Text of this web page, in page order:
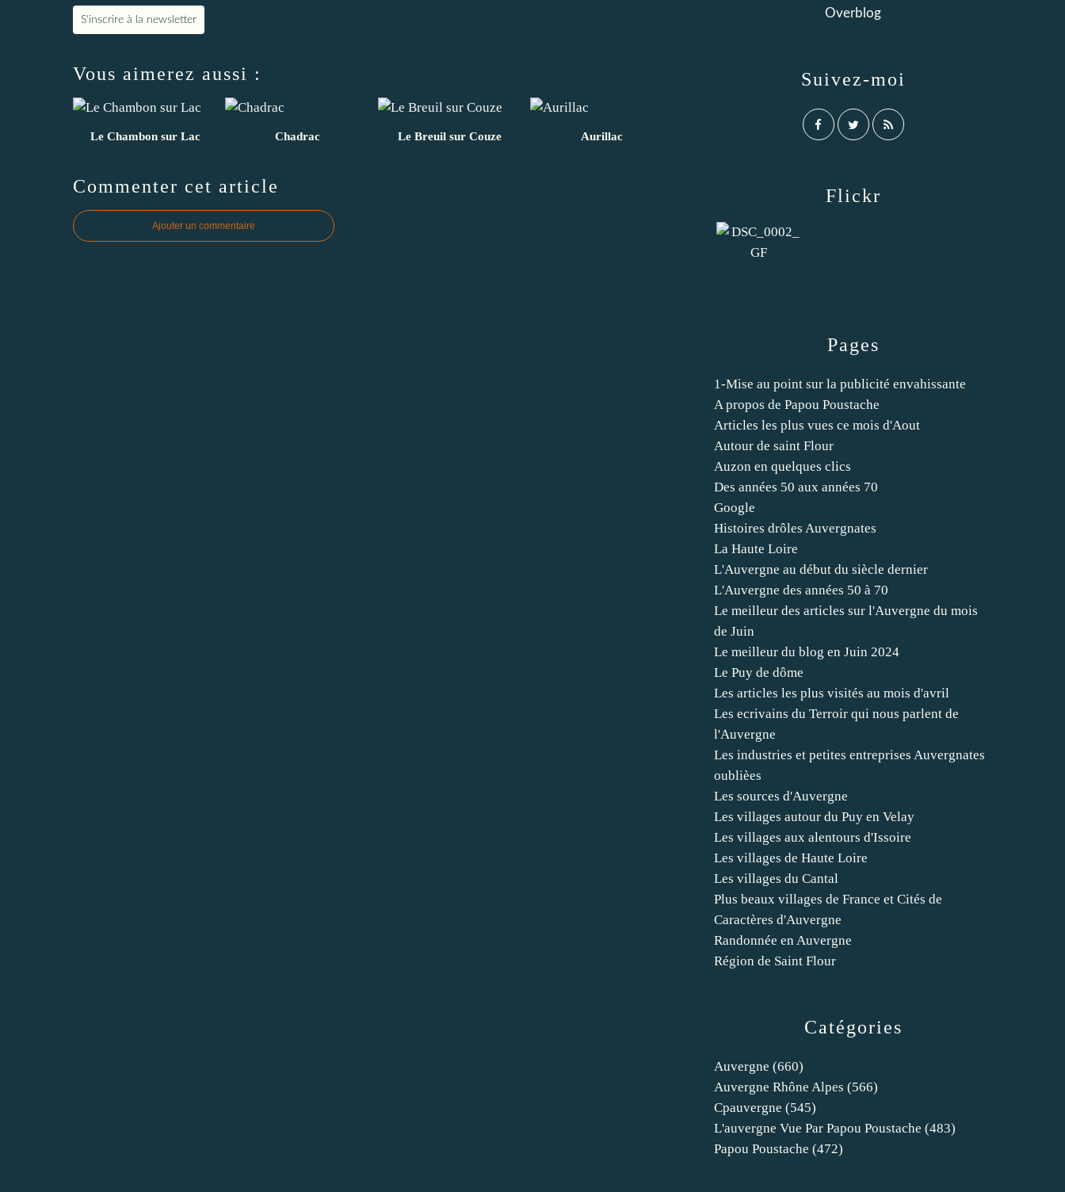
S'inscrire à la newsletter
Vous aimerez aussi :
Le Chambon sur Lac Chadrac Le Breuil sur Couze Aurillac
Commenter cet article
Ajouter un commentaire
Catégories
Auvergne (660)
Auvergne Rhône Alpes (566)
Cpauvergne (545)
L'auvergne Vue Par Papou Poustache (483)
Papou Poustache (472)
Pages
1-Mise au point sur la publicité envahissante
A propos de Papou Poustache
Articles les plus vues ce mois d'Aout
Autour de saint Flour
Auzon en quelques clics
Des années 50 aux années 70
Google
Histoires drôles Auvergnates
La Haute Loire
L'Auvergne au début du siècle dernier
L'Auvergne des années 50 à 70
Le meilleur des articles sur l'Auvergne du mois
de Juin
Le meilleur du blog en Juin 2024
Le Puy de dôme
Les articles les plus visités au mois d'avril
Les ecrivains du Terroir qui nous parlent de
l'Auvergne
Les industries et petites entreprises Auvergnates
oublièes
Les sources d'Auvergne
Les villages autour du Puy en Velay
Les villages aux alentours d'Issoire
Les villages de Haute Loire
Les villages du Cantal
Plus beaux villages de France et Cités de
Caractères d'Auvergne
Randonnée en Auvergne
Région de Saint Flour
Overblog
Suivez-moi
Flickr